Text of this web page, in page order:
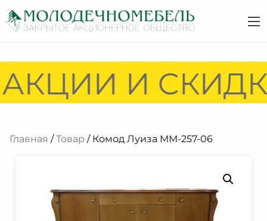
И
Главная /Товар / Комод Луиза ММ-257-06